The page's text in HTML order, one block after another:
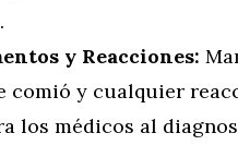
y Reacciones:
comió y cualquier
los médicos al